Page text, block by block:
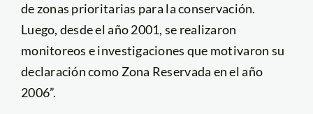
de zonas prioritarias para la conservación.
Luego, desde el año 2001, se realizaron
monitoreos e investigaciones que motivaron su
declaración como Zona Reservada en el año
2006”.